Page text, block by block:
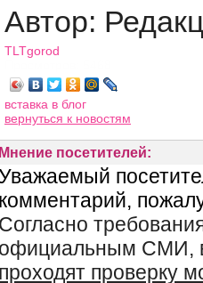
Автор:
TLTgorod
вставка в блог
вернуться к новостям
Мнение посетителей: